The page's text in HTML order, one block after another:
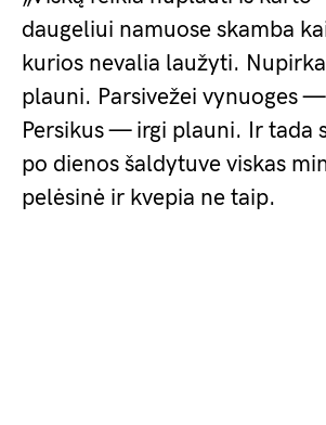
daugeliui namuose skamba
kurios nevalia laužyti.
plauni. Parsivežei vynuoges
Persikus — irgi plauni. Ir tada
po dienos šaldytuve viskas
pelėsinė ir kvepia ne taip.